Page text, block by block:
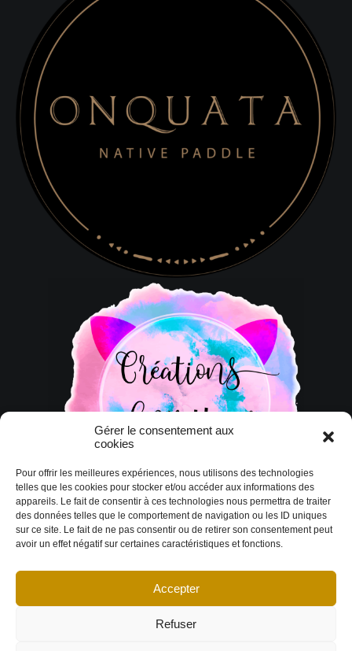
Gérer le consentement aux
cookies
Pour offrir les meilleures expériences, nous utilisons des technologies
telles que les cookies pour stocker et/ou accéder aux informations des
appareils. Le fait de consentir à ces technologies nous permettra de traiter
des données telles que le comportement de navigation ou les ID uniques
sur ce site. Le fait de ne pas consentir ou de retirer son consentement peut
avoir un effet négatif sur certaines caractéristiques et fonctions.
Accepter
Refuser
© Copyright 2026 DESIGN EXTÉRIEUR | Tous droits réservés.
conditions|Politique de cookies Déclaration de confidentialité|Imprint|
Avertissement